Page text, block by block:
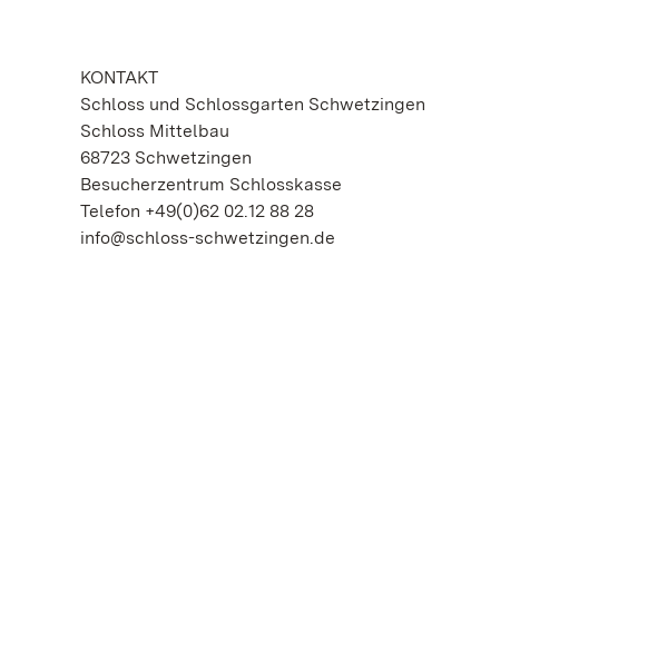
KONTAKT
Schloss und Schlossgarten Schwetzingen
Schloss Mittelbau
68723 Schwetzingen
Besucherzentrum Schlosskasse
Telefon +49(0)62 02.12 88 28
info@schloss-schwetzingen.de